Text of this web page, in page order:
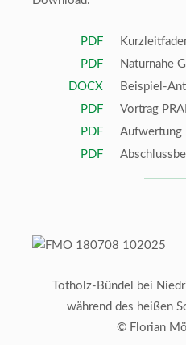
PDF
PDF
Naturnahe
DOCX
Beispiel-
PDF
Vortrag
PDF
Aufwertung
PDF
Totholz-Bündel bei
während des heißen
© Florian